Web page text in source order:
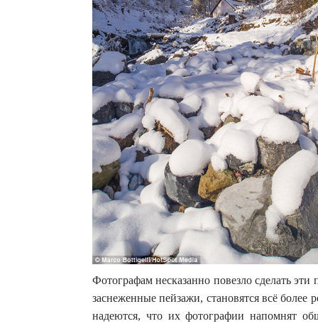
Фотографам несказанно повезло сделать
заснеженные пейзажи, становятся всё
надеются, что их фотографии напомнят